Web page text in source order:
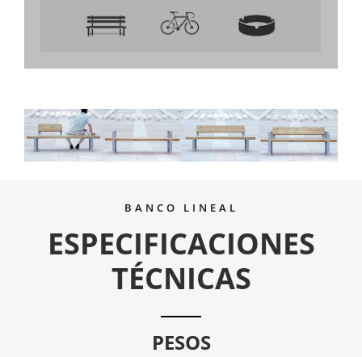
BANCO LINEAL
ESPECIFICACIONES
TÉCNICAS
PESOS